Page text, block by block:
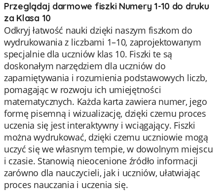
Przeglądaj darmowe fiszki Numery 1-10 do druku
za Klasa 10
Odkryj łatwość nauki dzięki naszym fiszkom do
wydrukowania z liczbami 1–10, zaprojektowanym
specjalnie dla uczniów klas 10. Fiszki te są
doskonałym narzędziem dla uczniów do
zapamiętywania i rozumienia podstawowych liczb,
pomagając w rozwoju ich umiejętności
matematycznych. Każda karta zawiera numer, jego
formę pisemną i wizualizację, dzięki czemu proces
uczenia się jest interaktywny i wciągający. Fiszki
można wydrukować, dzięki czemu uczniowie mogą
uczyć się we własnym tempie, w dowolnym miejscu
i czasie. Stanowią nieocenione źródło informacji
zarówno dla nauczycieli, jak i uczniów, ułatwiając
proces nauczania i uczenia się.